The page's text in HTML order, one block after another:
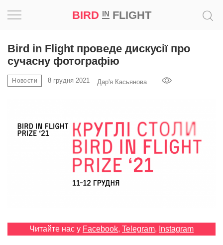
BIRD INFLIGHT
Bird in Flight проведе дискусії про
сучасну фотографію
Новости 8 грудня 2021 Дар'я Касьянова
Читайте нас у Facebook, Telegram, Instagram